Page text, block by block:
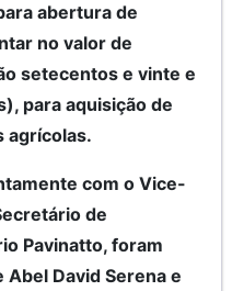
abertura de
no valor de
setecentos e vinte e
para aquisição de
agrícolas.
com o Vice-
de
Pavinatto, foram
David Serena e